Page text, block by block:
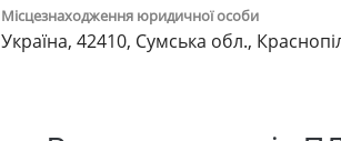
Місцезнаходження юридичної особи
Україна, 42410, Сумська обл.,